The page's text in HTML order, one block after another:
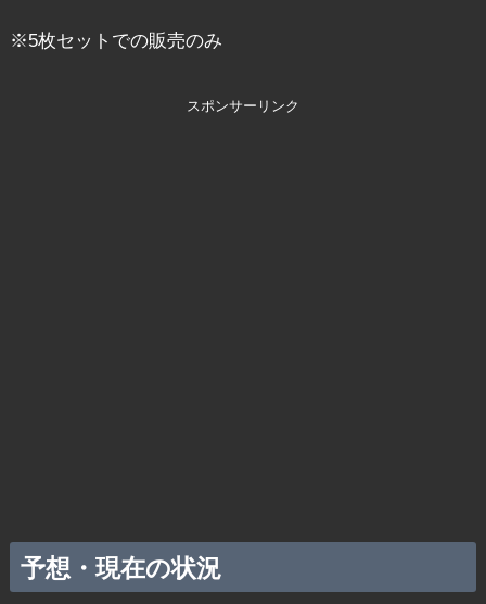
※5枚セットでの販売のみ
スポンサーリンク
予想・現在の状況